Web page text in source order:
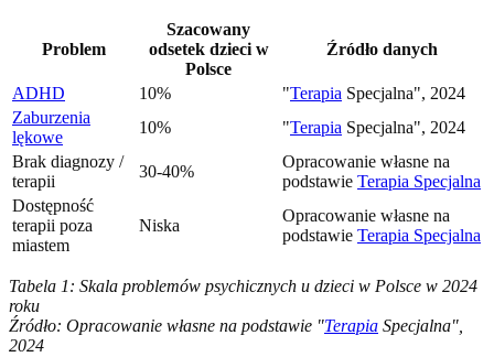
Problem
Szacowany
odsetek dzieci w
Polsce
Źródło danych
ADHD 10% "Terapia Specjalna", 2024
Zaburzenia
lękowe
10% "Terapia Specjalna", 2024
Brak diagnozy /
terapii
30-40%
Opracowanie własne na
podstawie Terapia Specjalna
Dostępność
terapii poza
miastem
Niska
Opracowanie własne na
podstawie Terapia Specjalna
Tabela 1: Skala problemów psychicznych u dzieci w Polsce w 2024
roku
Źródło: Opracowanie własne na podstawie "Terapia Specjalna",
2024